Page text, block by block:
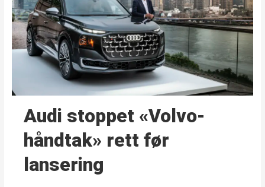
Audi stoppet «Volvo-
håndtak» rett før
lansering